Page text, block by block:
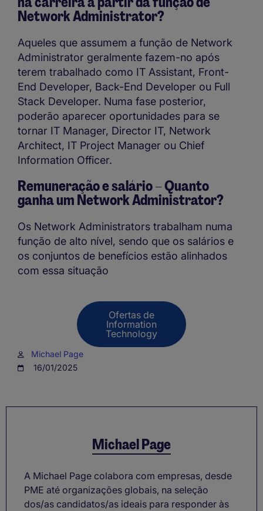
Network Administrator?
Aqueles que assumem a função de Network
Administrator geralmente fazem-no após
terem trabalhado como IT Assistant, Front-
End Developer, Back-End Developer ou Full
Stack Developer. Numa fase posterior,
poderão aparecer oportunidades para se
tornar IT Manager, Director IT, Network
Architect, IT Project Manager ou Chief
Information Officer.
Remuneração e salário – Quanto
ganha um Network Administrator?
Os Network Administrators trabalham numa
função de alto nível, sendo que os salários e
os conjuntos de benefícios estão alinhados
com essa situação
Ofertas de
Information
Technology
Michael Page
16/01/2025
Michael Page
A Michael Page colabora com empresas, desde
PME até organizações globais, na seleção
dos/as candidatos/as ideais para responder às